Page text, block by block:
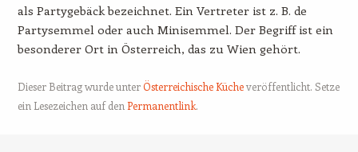
als Partygebäck bezeichnet. Ein Vertreter ist z. B. de
Partysemmel oder auch Minisemmel. Der Begriff ist ein
besonderer Ort in Österreich, das zu Wien gehört.
Dieser Beitrag wurde unterÖsterreichische Kücheveröffentlicht. Setze
ein Lesezeichen auf den Permanentlink.